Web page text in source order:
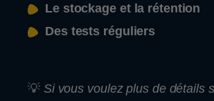
Le stockage et la rétention
Des tests réguliers
💡 Si vous voulez plus de détails